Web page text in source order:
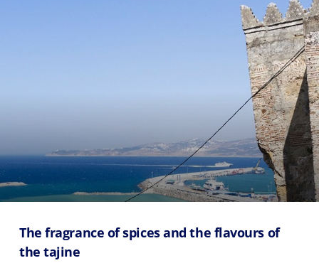
The fragrance of spices and the flavours of
the tajine